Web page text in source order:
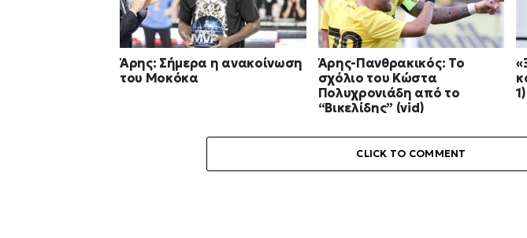
Άρης: Σήμερα η ανακοίνωση
του Μοκόκα
Άρης-Πανθρακικός: Το
σχόλιο του Κώστα
Πολυχρονιάδη από το
“Βικελίδης” (vid)
1)
CLICK TO COMMENT